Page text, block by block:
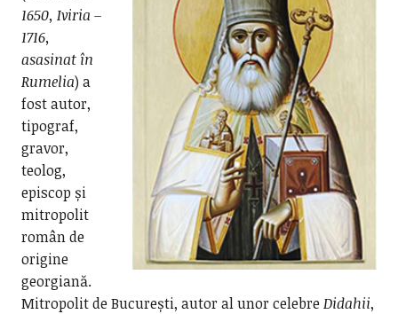
1650, Iviria –
1716,
asasinat în
Rumelia) a
fost autor,
tipograf,
gravor,
teolog,
episcop și
mitropolit
român de
origine
georgiană.
Mitropolit de București, autor al unor celebreDidahii,